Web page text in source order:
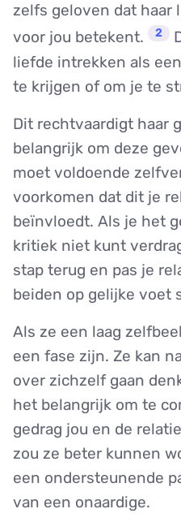
zelfs geloven dat haar
voor jou betekent.
2
liefde intrekken als
te krijgen of om je te
Dit rechtvaardigt haar
belangrijk om deze
moet voldoende
voorkomen dat dit je
beïnvloedt. Als je het
kritiek niet kunt
stap terug en pas je
beiden op gelijke voet
Als ze een laag
een fase zijn. Ze kan
over zichzelf gaan
het belangrijk om te
gedrag jou en de
zou ze beter kunnen
een ondersteunende
van een onaardige.